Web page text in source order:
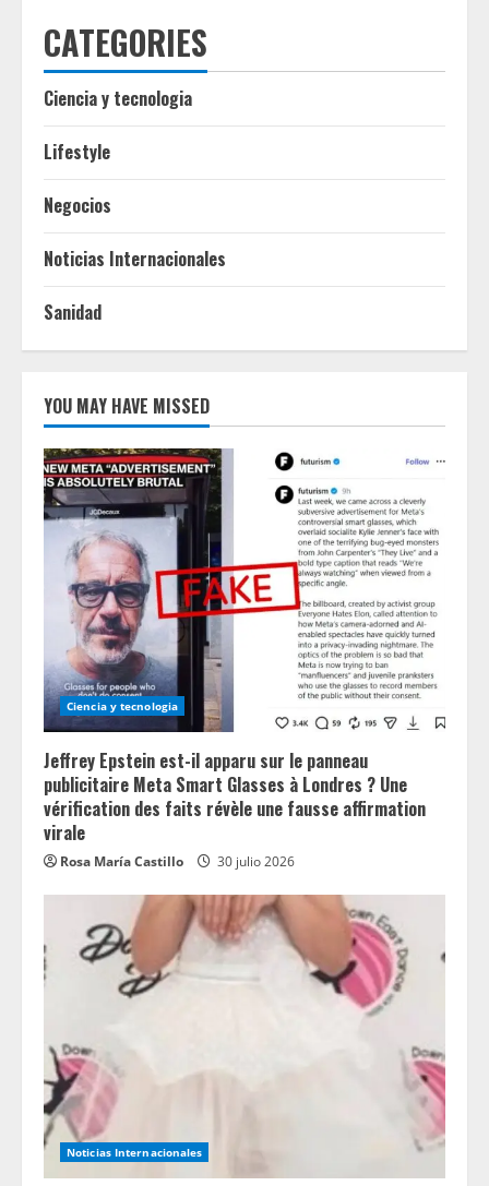
CATEGORIES
Ciencia y tecnologia
Lifestyle
Negocios
Noticias Internacionales
Sanidad
YOU MAY HAVE MISSED
Ciencia y tecnologia
Jeffrey Epstein est-il apparu sur le panneau
publicitaire Meta Smart Glasses à Londres ? Une
vérification des faits révèle une fausse affirmation
virale
Rosa María Castillo 30 julio 2026
Noticias Internacionales